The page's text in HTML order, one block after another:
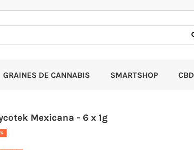
GRAINES DE CANNABIS SMARTSHOP CBD
Mexicana - 6 x 1g